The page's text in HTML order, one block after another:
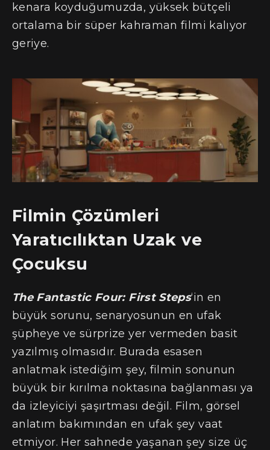
kenara koyduğumuzda, yüksek bütçeli
ortalama bir süper kahraman filmi kalıyor
geriye.
Filmin Çözümleri
Yaratıcılıktan Uzak ve
Çocuksu
The Fantastic Four: First Steps‘in en
büyük sorunu, senaryosunun en ufak
şüpheye ve sürprize yer vermeden basit
yazılmış olmasıdır. Burada esasen
anlatmak istediğim şey, filmin sonunun
büyük bir kırılma noktasına bağlanması ya
da izleyiciyi şaşırtması değil. Film, görsel
anlatım bakımından en ufak şey vaat
etmiyor. Her sahnede yaşanan şey size üç